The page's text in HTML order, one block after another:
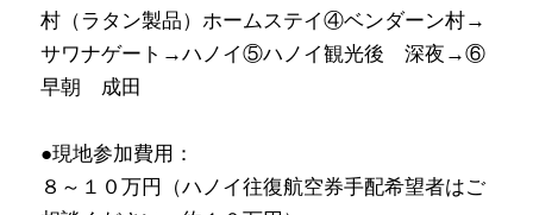
村（ラタン製品）ホームステイ④ベンダーン村→
サワナゲート→ハノイ⑤ハノイ観光後 深夜→⑥
早朝 成田
●現地参加費用：
８～１０万円（ハノイ往復航空券手配希望者はご